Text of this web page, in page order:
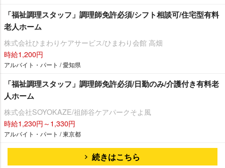
「福祉調理スタッフ」調理師免許必須/シフト相談可/住宅型有料
老人ホーム
株式会社ひまわりケアサービス/ひまわり会館 高畑
時給1,200円
アルバイト・パート / 愛知県
「福祉調理スタッフ」調理師免許必須/日勤のみ/介護付き有料老
人ホーム
株式会社SOYOKAZE/祖師谷ケアパークそよ風
時給1,230円～1,330円
アルバイト・パート / 東京都
続きはこちら